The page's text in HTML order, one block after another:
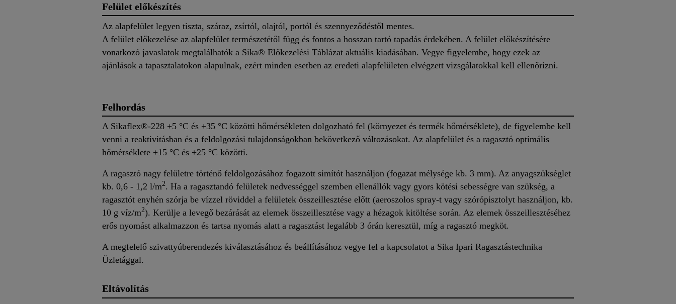
Felület előkészítés
Az alapfelület legyen tiszta, száraz, zsírtól, olajtól, portól és szennyeződéstől mentes.
A felület előkezelése az alapfelület természetétől függ és fontos a hosszan tartó tapadás érdekében. A felület előkészítésére
vonatkozó javaslatok megtalálhatók a Sika® Előkezelési Táblázat aktuális kiadásában. Vegye figyelembe, hogy ezek az
ajánlások a tapasztalatokon alapulnak, ezért minden esetben az eredeti alapfelületen elvégzett vizsgálatokkal kell ellenőrizni.
Felhordás
A Sikaflex®-228 +5 °C és +35 °C közötti hőmérsékleten dolgozható fel (környezet és termék hőmérséklete), de figyelembe kell
venni a reaktivitásban és a feldolgozási tulajdonságokban bekövetkező változásokat. Az alapfelület és a ragasztó optimális
hőmérséklete +15 °C és +25 °C közötti.
A ragasztó nagy felületre történő feldolgozásához fogazott simítót használjon (fogazat mélysége kb. 3 mm). Az anyagszükséglet
kb. 0,6 - 1,2 l/m2. Ha a ragasztandó felületek nedvességgel szemben ellenállók vagy gyors kötési sebességre van szükség, a
ragasztót enyhén szórja be vízzel röviddel a felületek összeillesztése előtt (aeroszolos spray-t vagy szórópisztolyt használjon, kb.
10 g víz/m2). Kerülje a levegő bezárását az elemek összeillesztése vagy a hézagok kitöltése során. Az elemek összeillesztéséhez
erős nyomást alkalmazzon és tartsa nyomás alatt a ragasztást legalább 3 órán keresztül, míg a ragasztó megköt.
A megfelelő szivattyúberendezés kiválasztásához és beállításához vegye fel a kapcsolatot a Sika Ipari Ragasztástechnika
Üzletággal.
Eltávolítás